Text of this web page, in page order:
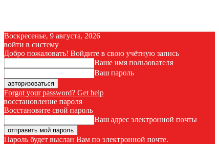
Воскресенье, 9 августа, 2026
войти в систему
Добро пожаловать! Войдите в свою учётную запись
Ваше имя пользователя
Ваш пароль
Forgot your password? Get help
восстановление пароля
Восстановите свой пароль
Ваш адрес электронной почты
Пароль будет выслан Вам по электронной почте.